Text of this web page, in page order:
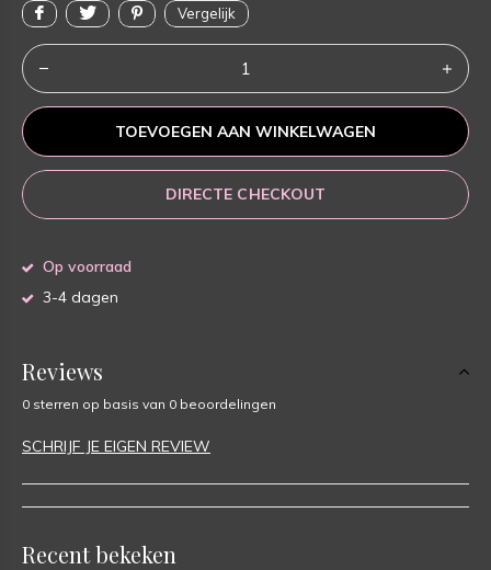
Vergelijk
TOEVOEGEN AAN WINKELWAGEN
DIRECTE CHECKOUT
Op voorraad
3-4 dagen
Reviews
0 sterren op basis van 0 beoordelingen
SCHRIJF JE EIGEN REVIEW
Recent bekeken